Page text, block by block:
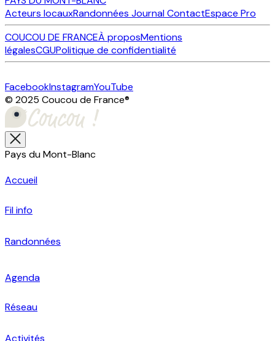
Acteurs locauxRandonnées JournalContactEspace Pro
COUCOU DE FRANCEÀ proposMentions
légalesCGUPolitique de confidentialité
FacebookInstagramYouTube
© 2025 Coucou de France®
Pays du Mont-Blanc
Accueil
Fil info
Randonnées
Agenda
Réseau